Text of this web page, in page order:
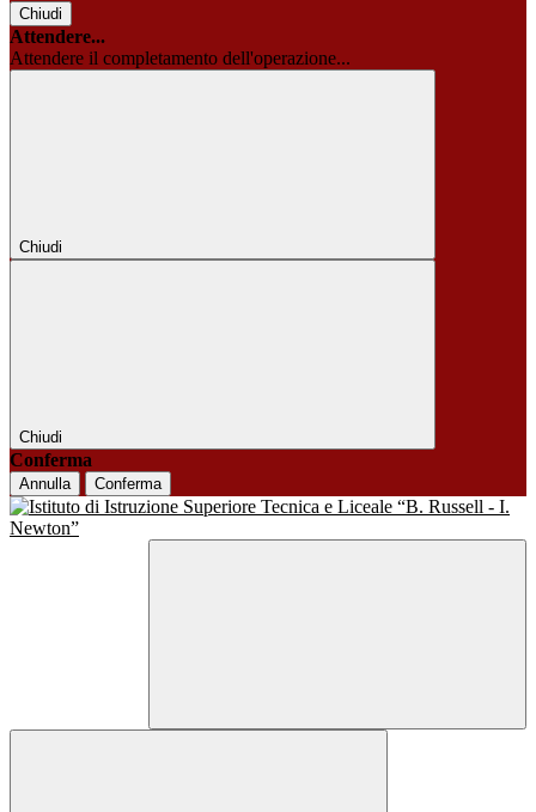
Chiudi
Attendere...
Attendere il completamento dell'operazione...
Chiudi
Chiudi
Conferma
Annulla Conferma